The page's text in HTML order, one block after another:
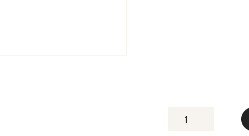
QUANTITÉ